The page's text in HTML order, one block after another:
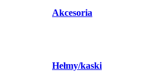
Akcesoria
Hełmy/kaski